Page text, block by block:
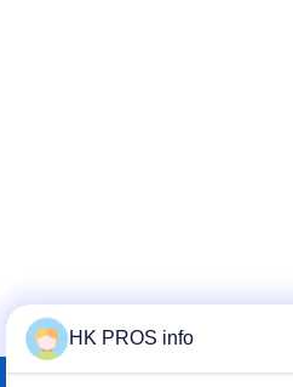
HK PROS info